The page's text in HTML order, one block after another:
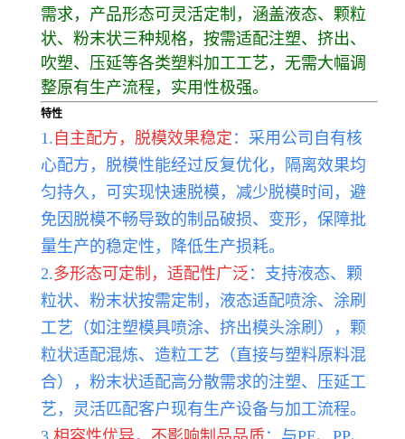
需求，产品形态可灵活定制，涵盖液态、颗粒
状、粉末状三种规格，按需适配注塑、挤出、
吹塑、压延等各类塑料加工工艺，无需大幅调
整原有生产流程，实用性极强。
特性
1. 自主配方，脱模效果稳定 ：采用公司自有核
心配方，脱模性能经过反复优化，隔离效果均
匀持久，可实现快速脱模，减少脱模时间，避
免因脱模不畅导致的制品破损、变形，保障批
量生产的稳定性，降低生产损耗。
2.多形态可定制，适配性广泛 ：支持液态、颗
粒状、粉末状按需定制，液态适配喷涂、涂刷
工艺（如注塑模具喷涂、挤出模头涂刷），颗
粒状适配混炼、造粒工艺（直接与塑料原料混
合），粉末状适配高分散需求的注塑、压延工
艺，灵活匹配客户现有生产设备与加工流程。